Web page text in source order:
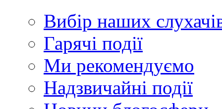
Вибір наших
Гарячі події
Ми рекомендуємо
Надзвичайні події